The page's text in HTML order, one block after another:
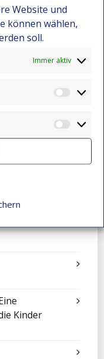
Website und
können wählen,
soll.
Immer aktiv
2025 –
Wege
Sinfonisches
Vidal
Kinder